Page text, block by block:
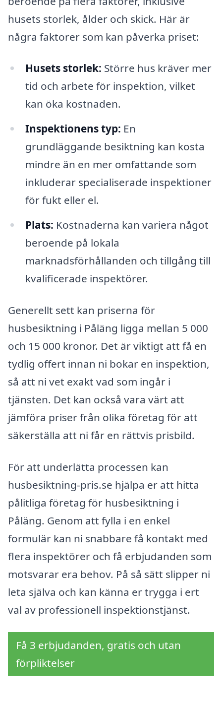
husets storlek, ålder och skick. Här är
några faktorer som kan påverka priset:
Husets storlek: Större hus kräver mer
tid och arbete för inspektion, vilket
kan öka kostnaden.
Inspektionens typ: En
grundläggande besiktning kan kosta
mindre än en mer omfattande som
inkluderar specialiserade inspektioner
för fukt eller el.
Plats: Kostnaderna kan variera något
beroende på lokala
marknadsförhållanden och tillgång till
kvalificerade inspektörer.
Generellt sett kan priserna för
husbesiktning i Påläng ligga mellan 5 000
och 15 000 kronor. Det är viktigt att få en
tydlig offert innan ni bokar en inspektion,
så att ni vet exakt vad som ingår i
tjänsten. Det kan också vara värt att
jämföra priser från olika företag för att
säkerställa att ni får en rättvis prisbild.
För att underlätta processen kan
husbesiktning-pris.se hjälpa er att hitta
pålitliga företag för husbesiktning i
Påläng. Genom att fylla i en enkel
formulär kan ni snabbare få kontakt med
flera inspektörer och få erbjudanden som
motsvarar era behov. På så sätt slipper ni
leta själva och kan känna er trygga i ert
val av professionell inspektionstjänst.
Få 3 erbjudanden, gratis och utan
förpliktelser